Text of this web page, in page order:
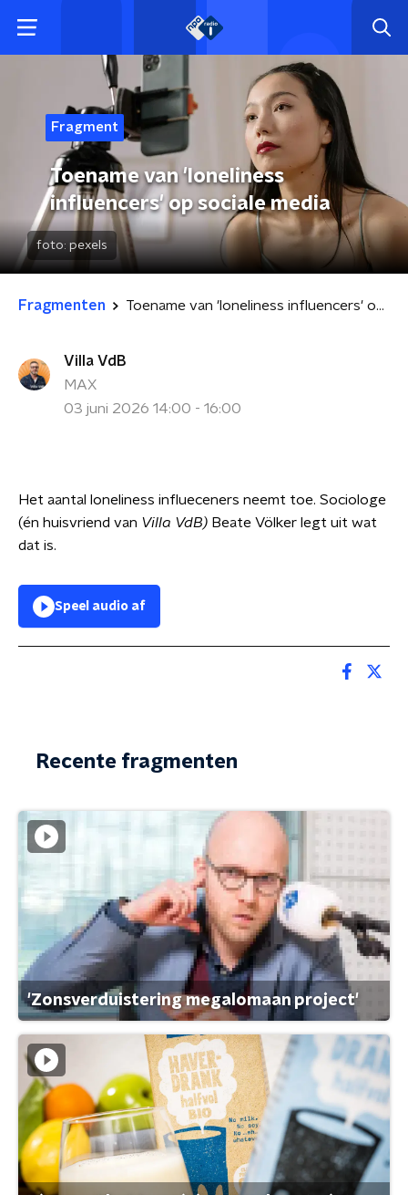
Fragment
Toename van 'loneliness
influencers' op sociale media
foto: pexels
Fragmenten Toename van 'loneliness influencers' op sociale media
Villa VdB
MAX
03 juni 2026 14:00 - 16:00
Het aantal loneliness influeceners neemt toe. Sociologe
(én huisvriend van Villa VdB) Beate Völker legt uit wat
dat is.
Speel audio af
Recente fragmenten
'Zonsverduistering megalomaan project'